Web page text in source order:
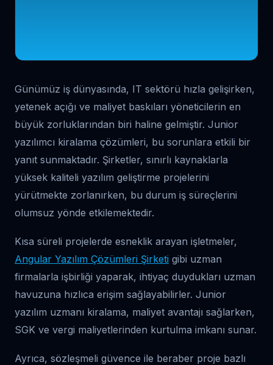
Günümüz iş dünyasında, IT sektörü hızla gelişirken,
yetenek açığı ve maliyet baskıları yöneticilerin en
büyük zorluklarından biri haline gelmiştir. Junior
yazılımcı kiralama çözümleri, bu sorunlara etkili bir
yanıt sunmaktadır. Şirketler, sınırlı kaynaklarla
yüksek kaliteli yazılım geliştirme projelerini
yürütmekte zorlanırken, bu durum iş süreçlerini
olumsuz yönde etkilemektedir.
Kısa süreli projelerde esneklik arayan işletmeler,
Angular Yazılım Çözümleri Şirketi gibi uzman
firmalarla işbirliği yaparak, ihtiyaç duydukları uzman
havuzuna hızlıca erişim sağlayabilirler. Junior
yazılım uzmanı kiralama, maliyet avantajı sağlarken,
SGK ve vergi maliyetlerinden kurtulma imkanı sunar.
Ayrıca, sözleşmeli güvence ile beraber proje bazlı